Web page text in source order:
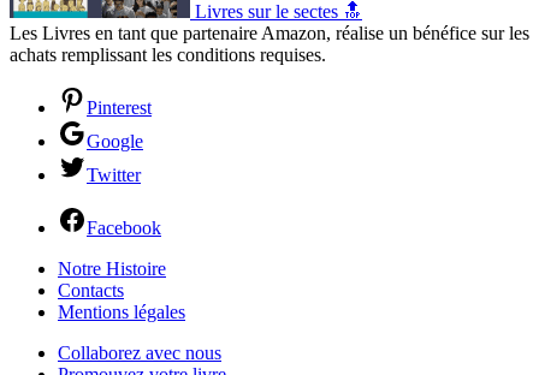
Livres sur le sectes 🔝
Les Livres en tant que partenaire Amazon, réalise un bénéfice sur les
achats remplissant les conditions requises.
Pinterest
Google
Twitter
Facebook
Notre Histoire
Contacts
Mentions légales
Collaborez avec nous